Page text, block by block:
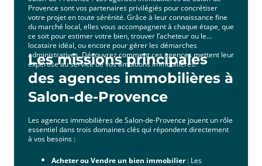
accompagnement personnalisé, des conseils avisés
et une stratégie efficace pour concrétiser votre
projet immobilier dans les meilleures
conditions.Choisir notre agence, c’est faire le choix
d’un interlocuteur de proximité, engagé à défendre
vos intérêts et à vous faire bénéficier d’un service
de qualité, fondé sur la disponibilité, la réactivité et
la connaissance approfondie du marché immobilier
de L’Isle-sur-la-Sorgue.
Provence sont vos partenaires privilégiés pour concrétiser
votre projet en toute sérénité. Grâce à leur connaissance fine
du marché local, elles vous accompagnent à chaque étape, que
ce soit pour estimer votre bien, trouver l’acheteur ou le
locataire idéal, ou encore pour gérer les démarches
administratives. Découvrez comment ces agences mettent leur
expertise au service de vos ambitions immobilières.
Les missions principales
des agences immobilières à
Salon-de-Provence
Les agences immobilières de Salon-de-Provence jouent un rôle
essentiel dans trois domaines clés qui répondent directement
à vos besoins :
Acheter ou Vendre un bien immobilier: Les